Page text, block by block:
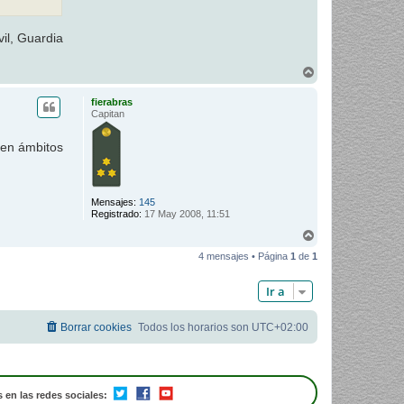
Guardia
r
fierabras
Capitan
Mensajes: 145
Registrado: 17 May 2008, 11:51
ámbitos
r
4 mensajes • Página 1 de 1
Ir a
Todos los horarios son UTC+02:00
Borrar cookies
en las redes sociales: